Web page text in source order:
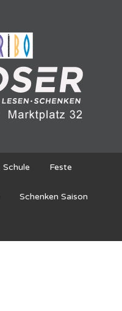
Schule Feste
Schenken Saison